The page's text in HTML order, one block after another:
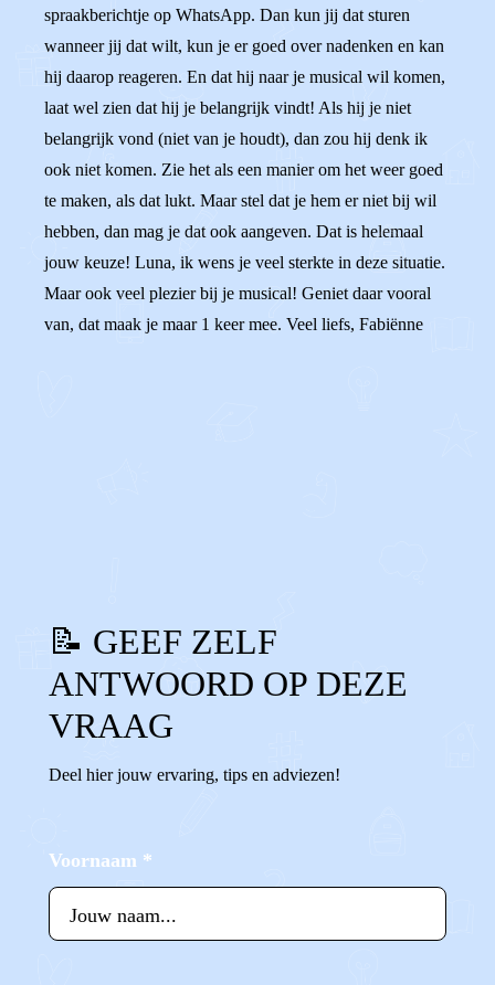
spraakberichtje op WhatsApp. Dan kun jij dat sturen
wanneer jij dat wilt, kun je er goed over nadenken en kan
hij daarop reageren. En dat hij naar je musical wil komen,
laat wel zien dat hij je belangrijk vindt! Als hij je niet
belangrijk vond (niet van je houdt), dan zou hij denk ik
ook niet komen. Zie het als een manier om het weer goed
te maken, als dat lukt. Maar stel dat je hem er niet bij wil
hebben, dan mag je dat ook aangeven. Dat is helemaal
jouw keuze! Luna, ik wens je veel sterkte in deze situatie.
Maar ook veel plezier bij je musical! Geniet daar vooral
van, dat maak je maar 1 keer mee. Veel liefs, Fabiënne
📝 GEEF ZELF
ANTWOORD OP DEZE
VRAAG
Deel hier jouw ervaring, tips en adviezen!
Voornaam *